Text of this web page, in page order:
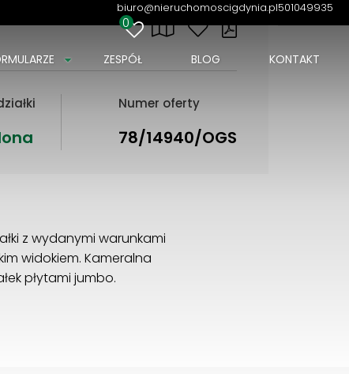
biuro@nieruchomoscigdynia.pl501049935
0
ZESPÓŁ BLOG KONTAKT
Numer oferty
78/14940/OGS
z wydanymi warunkami
widokiem. Kameralna
płytami jumbo.